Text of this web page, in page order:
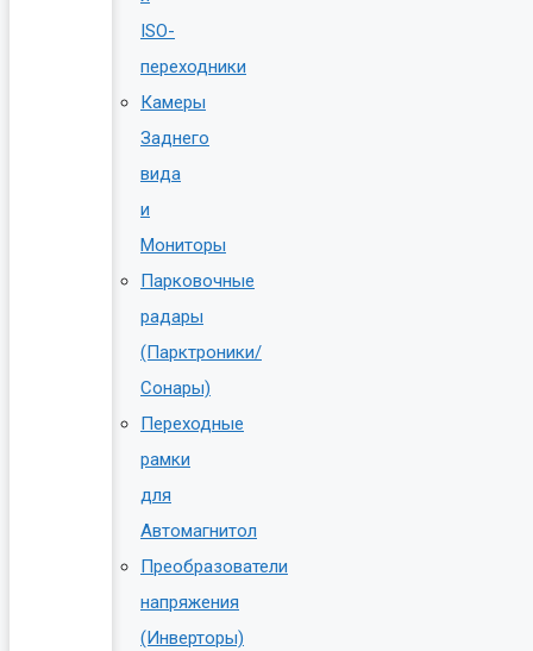
ISO-
переходники
Камеры
Заднего
вида
и
Мониторы
Парковочные
радары
(Парктроники/
Сонары)
Переходные
рамки
для
Автомагнитол
Преобразователи
напряжения
(Инверторы)